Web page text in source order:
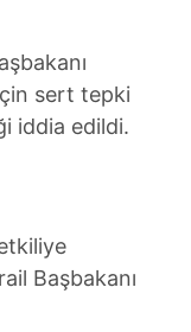
sert tepki
iddia edildi.
Başbakanı